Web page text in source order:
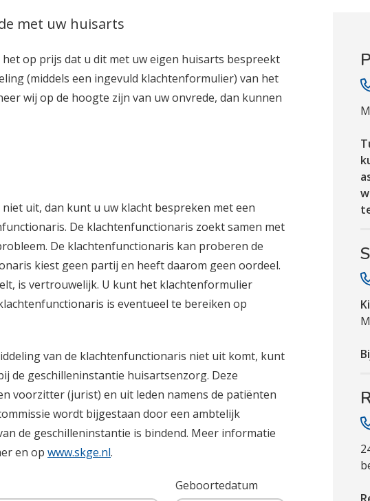
Uitslag van een onderzoek
Slim de zomer door
met uw huisarts
op prijs dat u dit met uw eigen huisarts bespreekt
(middels een ingevuld klachtenformulier) van het
wij op de hoogte zijn van uw onvrede, dan kunnen
uit, dan kunt u uw klacht bespreken met een
De klachtenfunctionaris zoekt samen met
De klachtenfunctionaris kan proberen de
kiest geen partij en heeft daarom geen oordeel.
is vertrouwelijk. U kunt het klachtenformulier
is eventueel te bereiken op
van de klachtenfunctionaris niet uit komt, kunt
de geschilleninstantie huisartsenzorg. Deze
voorzitter (jurist) en uit leden namens de patiënten
wordt bijgestaan door een ambtelijk
de geschilleninstantie is bindend. Meer informatie
en op www.skge.nl.
Geboortedatum